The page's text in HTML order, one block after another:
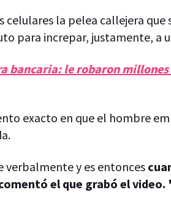
la pelea callejera
para increpar, justamente, a
bancaria: le robaron
exacto en que el hombre
verbalmente y es entonces
el que grabó el